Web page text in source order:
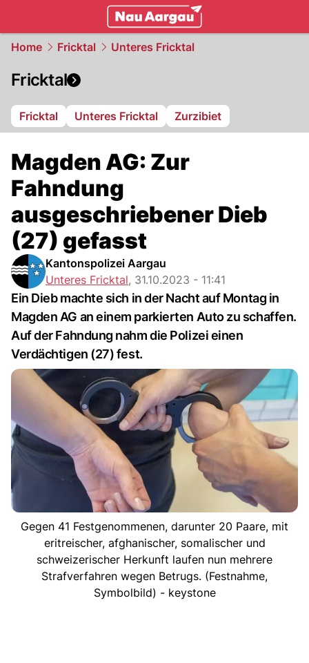
Home Fricktal Unteres Fricktal
Fricktal
Fricktal Unteres Fricktal Zurzibiet
Magden AG: Zur
Fahndung
ausgeschriebener Dieb
(27) gefasst
Kantonspolizei Aargau
Unteres Fricktal, 31.10.2023 - 11:41
Ein Dieb machte sich in der Nacht auf Montag in
Magden AG an einem parkierten Auto zu schaffen.
Auf der Fahndung nahm die Polizei einen
Verdächtigen (27) fest.
Gegen 41 Festgenommenen, darunter 20 Paare, mit
eritreischer, afghanischer, somalischer und
schweizerischer Herkunft laufen nun mehrere
Strafverfahren wegen Betrugs. (Festnahme,
Symbolbild) - keystone